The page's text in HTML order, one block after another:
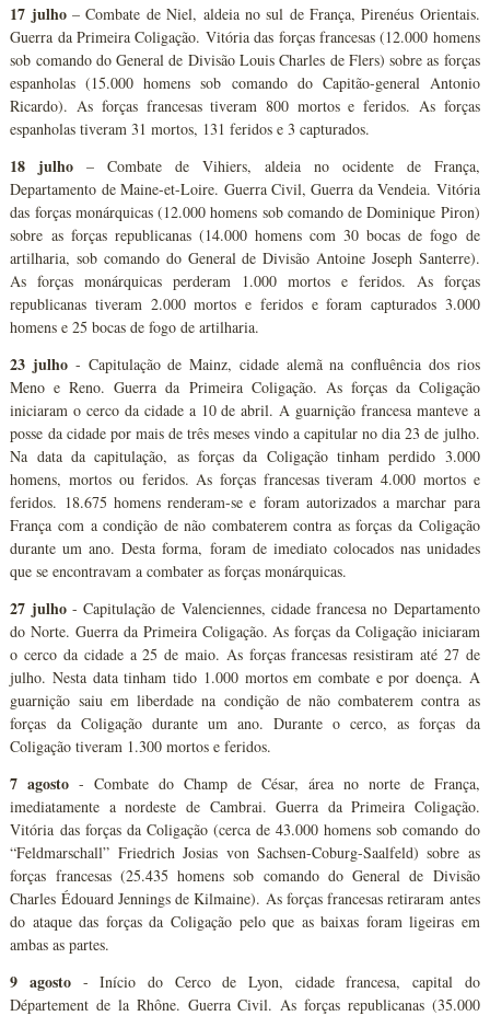
17 julho– Combate de Niel, aldeia no sul de França, Pirenéus Orientais.
Guerra da Primeira Coligação. Vitória das forças francesas (12.000 homens
sob comando do General de Divisão Louis Charles de Flers) sobre as forças
espanholas (15.000 homens sob comando do Capitão-general Antonio
Ricardo). As forças francesas tiveram 800 mortos e feridos. As forças
espanholas tiveram 31 mortos, 131 feridos e 3 capturados.
18 julho – Combate de Vihiers, aldeia no ocidente de França,
Departamento de Maine-et-Loire. Guerra Civil, Guerra da Vendeia. Vitória
das forças monárquicas (12.000 homens sob comando de Dominique Piron)
sobre as forças republicanas (14.000 homens com 30 bocas de fogo de
artilharia, sob comando do General de Divisão Antoine Joseph Santerre).
As forças monárquicas perderam 1.000 mortos e feridos. As forças
republicanas tiveram 2.000 mortos e feridos e foram capturados 3.000
homens e 25 bocas de fogo de artilharia.
23 julho - Capitulação de Mainz, cidade alemã na confluência dos rios
Meno e Reno. Guerra da Primeira Coligação. As forças da Coligação
iniciaram o cerco da cidade a 10 de abril. A guarnição francesa manteve a
posse da cidade por mais de três meses vindo a capitular no dia 23 de julho.
Na data da capitulação, as forças da Coligação tinham perdido 3.000
homens, mortos ou feridos. As forças francesas tiveram 4.000 mortos e
feridos. 18.675 homens renderam-se e foram autorizados a marchar para
França com a condição de não combaterem contra as forças da Coligação
durante um ano. Desta forma, foram de imediato colocados nas unidades
que se encontravam a combater as forças monárquicas.
27 julho- Capitulação de Valenciennes, cidade francesa no Departamento
do Norte. Guerra da Primeira Coligação. As forças da Coligação iniciaram
o cerco da cidade a 25 de maio. As forças francesas resistiram até 27 de
julho. Nesta data tinham tido 1.000 mortos em combate e por doença. A
guarnição saiu em liberdade na condição de não combaterem contra as
forças da Coligação durante um ano. Durante o cerco, as forças da
Coligação tiveram 1.300 mortos e feridos.
7 agosto - Combate do Champ de César, área no norte de França,
imediatamente a nordeste de Cambrai. Guerra da Primeira Coligação.
Vitória das forças da Coligação (cerca de 43.000 homens sob comando do
“Feldmarschall” Friedrich Josias von Sachsen-Coburg-Saalfeld) sobre as
forças francesas (25.435 homens sob comando do General de Divisão
Charles Édouard Jennings de Kilmaine). As forças francesas retiraram antes
do ataque das forças da Coligação pelo que as baixas foram ligeiras em
ambas as partes.
9 agosto - Início do Cerco de Lyon, cidade francesa, capital do
Département de la Rhône. Guerra Civil. As forças republicanas (35.000